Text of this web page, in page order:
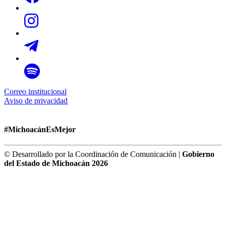
Correo institucional
Aviso de privacidad
#MichoacánEsMejor
© Desarrollado por la Coordinación de Comunicación | Gobierno
del Estado de Michoacán 2026